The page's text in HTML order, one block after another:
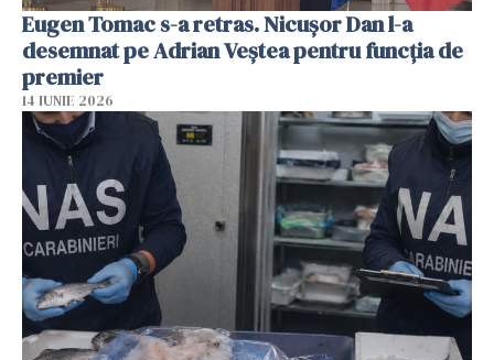
Eugen Tomac s-a retras. Nicușor Dan l-a
desemnat pe Adrian Veștea pentru funcția de
premier
14 IUNIE 2026